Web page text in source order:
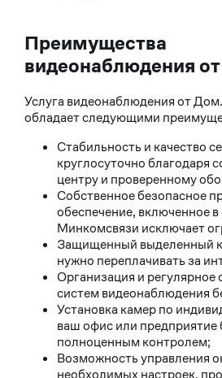
Преимущества
видеонаблюдения
Услуга видеонаблюдения от
обладает следующими
Стабильность и качество
круглосуточно благодаря
центру и проверенному
Собственное безопасное
обеспечение, включенное
Минкомсвязи исключает
Защищенный выделенный
нужно переплачивать за
Организация и регулярное
систем видеонаблюдения
Установка камер по
ваш офис или предприятие
полноценным контролем;
Возможность управления
необходимых настроек,